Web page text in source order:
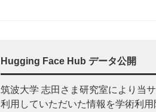
Hugging Face Hub データ公開
筑波大学 志田さま研究室により当
利用していただいた情報を学術利用